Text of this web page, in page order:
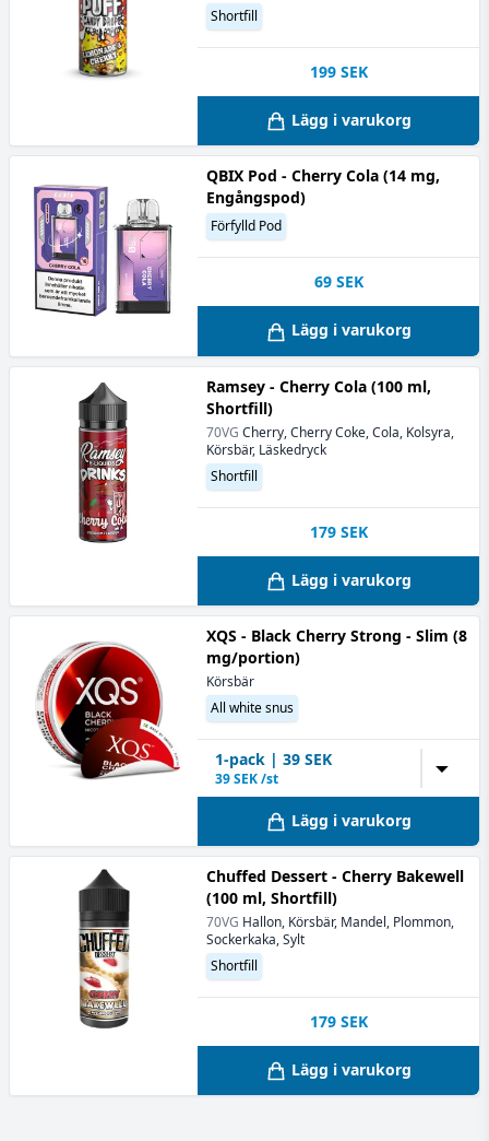
Shortfill
199 SEK
Lägg i varukorg
QBIX Pod - Cherry Cola (14 mg,
Engångspod)
Förfylld Pod
69 SEK
Lägg i varukorg
Ramsey - Cherry Cola (100 ml,
Shortfill)
70VG Cherry, Cherry Coke, Cola, Kolsyra,
Körsbär, Läskedryck
Shortfill
179 SEK
Lägg i varukorg
XQS - Black Cherry Strong - Slim (8
mg/portion)
Körsbär
All white snus
1-pack | 39 SEK
39SEK /st
▼
Lägg i varukorg
Chuffed Dessert - Cherry Bakewell
(100 ml, Shortfill)
70VG Hallon, Körsbär, Mandel, Plommon,
Sockerkaka, Sylt
Shortfill
179 SEK
Lägg i varukorg